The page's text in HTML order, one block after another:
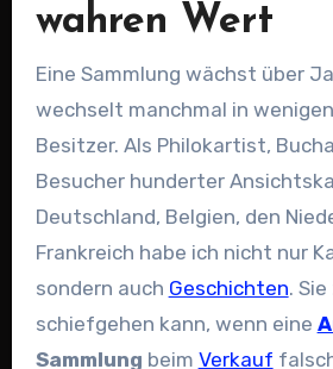
wahren Wert
Eine Sammlung wächst über Jahrzehnte – und
wechselt manchmal in
Besitzer. Als Philokartist,
Besucher hunderter
Deutschland, Belgien, den
Frankreich habe ich nicht nur
sondern auch Geschichten.
schiefgehen kann, wenn eine
Sammlung beim Verkauf